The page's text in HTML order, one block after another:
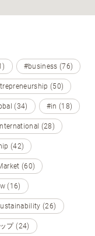
#business (76)
(50)
(34) #in (18)
(28)
(42)
(60)
(16)
(26)
プ (24)